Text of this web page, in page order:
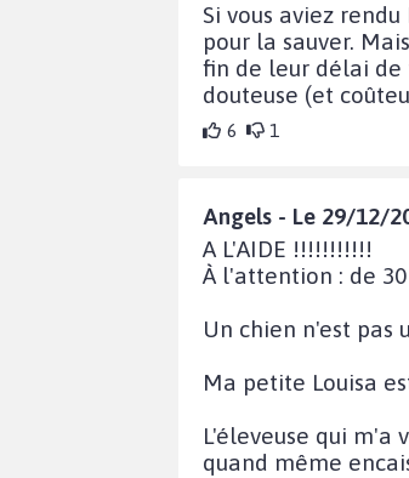
Si vous aviez
pour la sauver.
fin de leur délai de
douteuse (et
6 1
Angels - Le 29/12/
A L'AIDE !!!!!!!!!!!
À l'attention : de
Un chien n'est pas
Ma petite Louisa
L'éleveuse qui m'a
quand même